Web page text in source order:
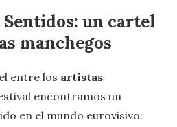
un cartel
manchegos
entre los artistas
encontramos un
en el mundo eurovisivo: